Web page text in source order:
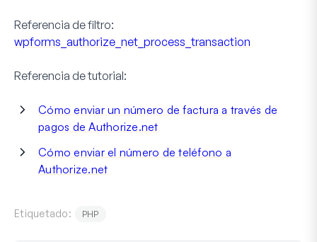
Referencia de filtro:
wpforms_authorize_net_process_transaction
Referencia de tutorial:
Cómo enviar un número de factura a través de
pagos de Authorize.net
Cómo enviar el número de teléfono a
Authorize.net
Etiquetado: PHP